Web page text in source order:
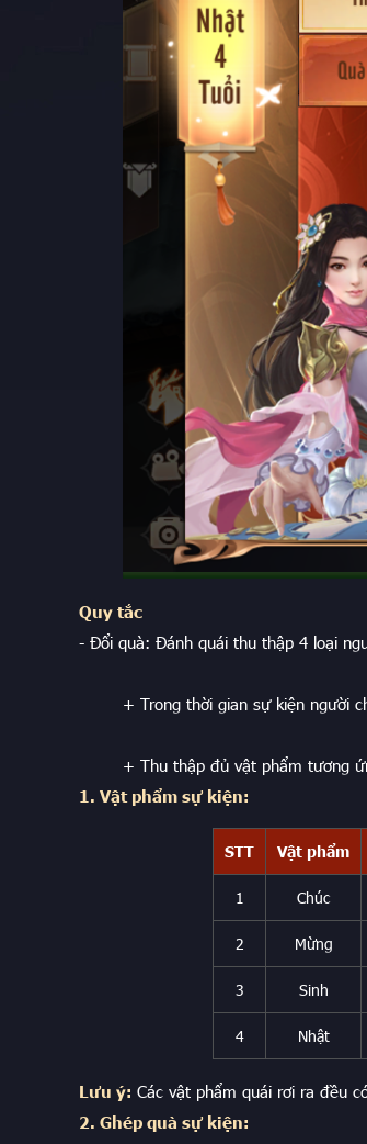
Quy tắc
- Đổi quà: Đánh quái thu thập 4 loại
+ Trong thời gian sự kiện người
+ Thu thập đủ vật phẩm tương
1. Vật phẩm sự kiện:
STT Vật phẩm
1 Chúc
2 Mừng
3 Sinh
4 Nhật
Lưu ý: Các vật phẩm quái rơi ra đều
2. Ghép quà sự kiện: